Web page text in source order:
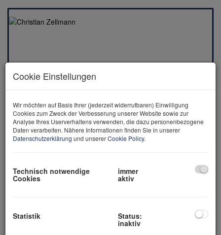
geschäftsführender Gesellschafter
+43 699 15 15 22 00
Cookie Einstellungen
Wir möchten auf Basis Ihrer (jederzeit widerrufbaren) Einwilligung
Cookies zum Zweck der Verbesserung unserer Website sowie zur
Analyse Ihres Userverhaltens verwenden, die dazu personenbezogene
Daten verarbeiten. Nähere Informationen finden Sie in unserer
Datenschutzerklärung und unsererCookie Policy.
Technisch notwendige
Cookies
immer
aktiv
Statistik Status:
inaktiv